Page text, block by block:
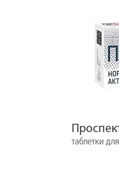
таблетки